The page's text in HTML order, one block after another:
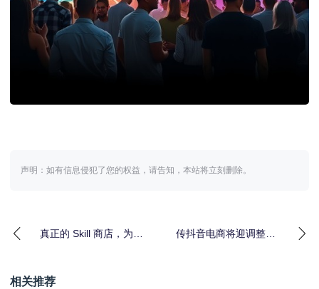
声明：如有信息侵犯了您的权益，请告知，本站将立刻删除。
真正的 Skill 商店，为什
传抖音电商将迎调整，
相关推荐